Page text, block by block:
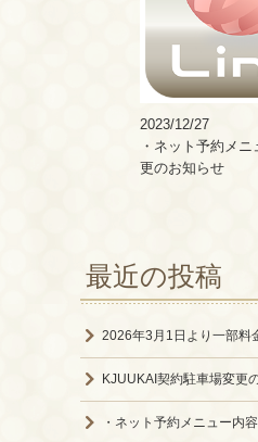
2023/12/27
・ネット予約メ
更のお知らせ
最近の投稿
2026年3月1日より一部料
KJUUKAI契約駐車場変更
・ネット予約メニュー内